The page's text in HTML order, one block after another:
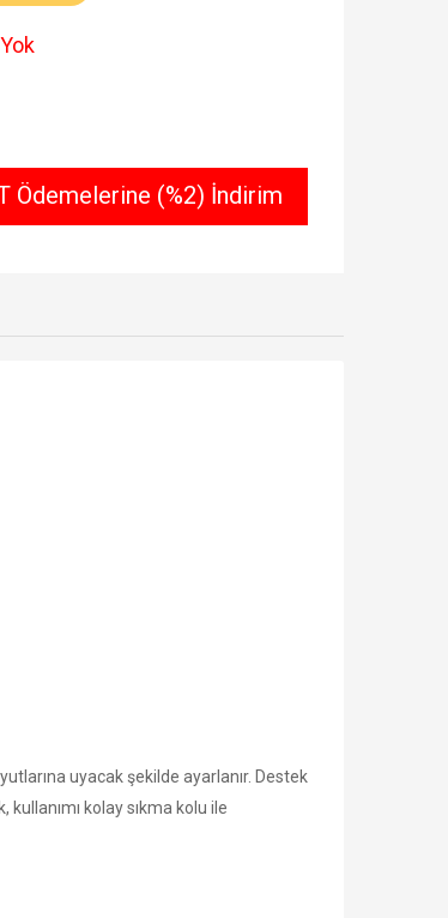
Ödemelerine (%2) İndirim
uyacak şekilde ayarlanır. Destek
kolay sıkma kolu ile